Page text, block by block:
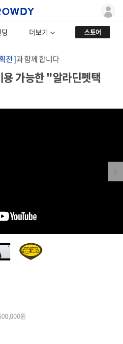
더보기 스토어
전 ]과 함께 합니다
용 가능한 "알라딘펫택
Next
원